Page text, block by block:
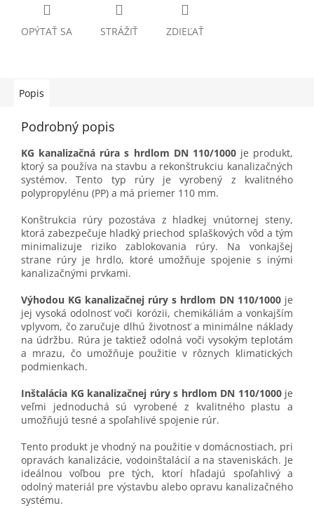
OPÝTAŤ SA STRÁŽIŤ ZDIEĽAŤ
Popis
Podrobný popis
KG kanalizačná rúra s hrdlom DN 110/1000je produkt,
ktorý sa používa na stavbu a rekonštrukciu kanalizačných
systémov. Tento typ rúry je vyrobený z kvalitného
polypropylénu (PP) a má priemer 110 mm.
Konštrukcia rúry pozostáva z hladkej vnútornej steny,
ktorá zabezpečuje hladký priechod splaškových vôd a tým
minimalizuje riziko zablokovania rúry. Na vonkajšej
strane rúry je hrdlo, ktoré umožňuje spojenie s inými
kanalizačnými prvkami.
Výhodou KG kanalizačnej rúry s hrdlom DN 110/1000 je
jej vysoká odolnosť voči korózii, chemikáliám a vonkajším
vplyvom, čo zaručuje dlhú životnosť a minimálne náklady
na údržbu. Rúra je taktiež odolná voči vysokým teplotám
a mrazu, čo umožňuje použitie v rôznych klimatických
podmienkach.
Inštalácia KG kanalizačnej rúry s hrdlom DN 110/1000je
veľmi jednoduchá sú vyrobené z kvalitného plastu a
umožňujú tesné a spoľahlivé spojenie rúr.
Tento produkt je vhodný na použitie v domácnostiach, pri
opravách kanalizácie, vodoinštalácií a na staveniskách. Je
ideálnou voľbou pre tých, ktorí hľadajú spoľahlivý a
odolný materiál pre výstavbu alebo opravu kanalizačného
systému.